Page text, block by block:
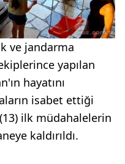
ve jandarma
yapılan
hayatını
isabet ettiği
(13) ilk müdahalelerin
kaldırıldı.